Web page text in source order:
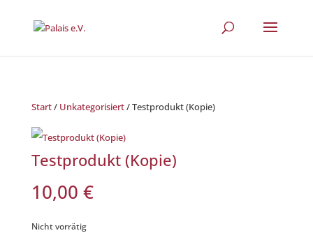
Start/ Unkategorisiert/ Testprodukt (Kopie)
Testprodukt (Kopie)
10,00 €
Nicht vorrätig